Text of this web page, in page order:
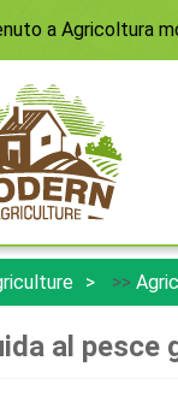
a Agricoltura
>>
al pesce